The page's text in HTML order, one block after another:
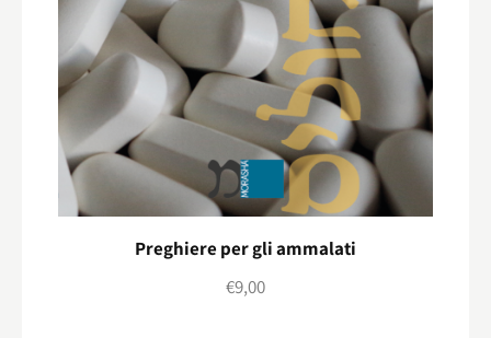
Preghiere per gli ammalati
€9,00